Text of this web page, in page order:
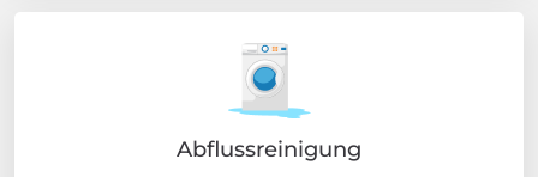
Abflussreinigung